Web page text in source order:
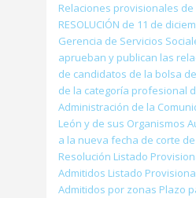
Relaciones provisionales
RESOLUCIÓN de 11 de
Gerencia de Servicios
aprueban y publican las
de candidatos de la bolsa
de la categoría profesional
Administración de la
León y de sus Organismos
a la nueva fecha de corte
Resolución Listado
Admitidos Listado
Admitidos por zonas Plazo